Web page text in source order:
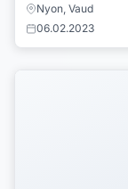
Nyon, Vaud
06.02.2023